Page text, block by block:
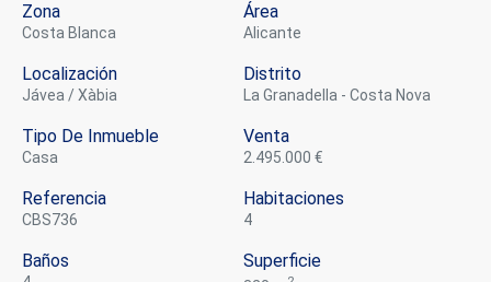
Zona
Costa Blanca
Área
Alicante
Localización
Jávea / Xàbia
Distrito
La Granadella - Costa Nova
Tipo De Inmueble
casa
Venta
2.495.000 €
Referencia
CBS736
Habitaciones
4
Baños Superficie